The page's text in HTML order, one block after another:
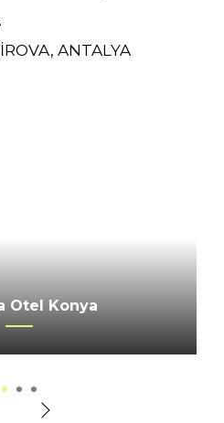
ANTALYA
Otel Konya
Ankara
PALACE OTEL
1 2